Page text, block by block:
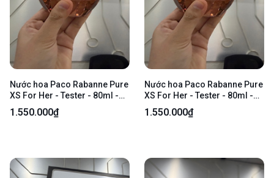
Nước hoa Paco Rabanne Pure
XS For Her - Tester - 80ml -
Kèm Box
1.550.000₫
Nước hoa Paco Rabanne Pure
XS For Her - Tester - 80ml -
Kèm Box
1.550.000₫